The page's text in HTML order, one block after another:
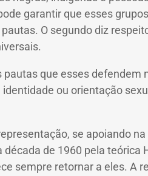
garantir que esses
O segundo diz
que esses defendem
ou orientação
se apoiando
de 1960 pela
sempre retornar a eles. A